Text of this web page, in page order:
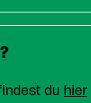
du hier